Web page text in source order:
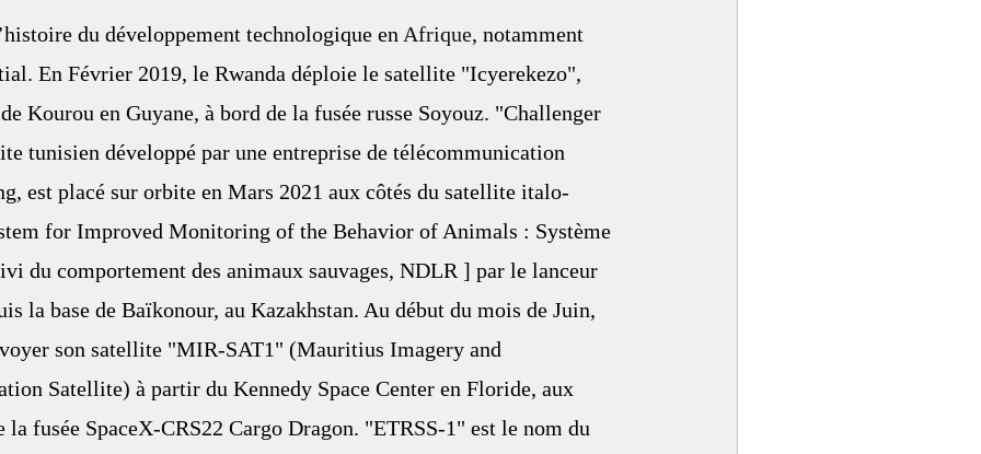
du développement technologique en Afrique, notamment
En Février 2019, le Rwanda déploie le satellite "Icyerekezo",
Kourou en Guyane, à bord de la fusée russe Soyouz. "Challenger
tunisien développé par une entreprise de télécommunication
est placé sur orbite en Mars 2021 aux côtés du satellite italo-
for Improved Monitoring of the Behavior of Animals : Système
du comportement des animaux sauvages, NDLR ] par le lanceur
la base de Baïkonour, au Kazakhstan. Au début du mois de Juin,
son satellite "MIR-SAT1" (Mauritius Imagery and
Satellite) à partir du Kennedy Space Center en Floride, aux
la fusée SpaceX-CRS22 Cargo Dragon. "ETRSS-1" est le nom du